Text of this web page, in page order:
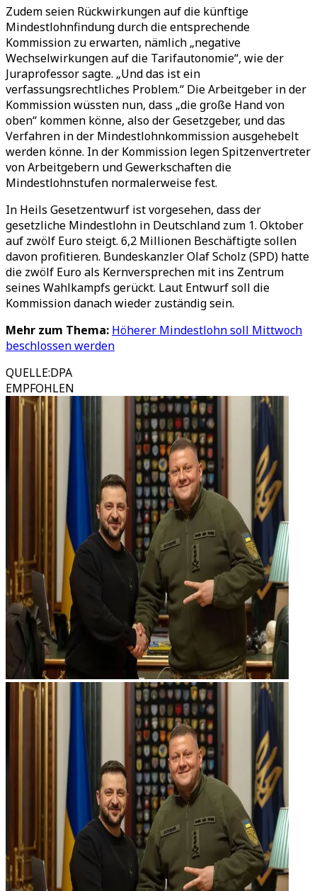
Zudem seien Rückwirkungen auf die künftige
Mindestlohnfindung durch die entsprechende
Kommission zu erwarten, nämlich „negative
Wechselwirkungen auf die Tarifautonomie“, wie der
Juraprofessor sagte. „Und das ist ein
verfassungsrechtliches Problem.“ Die Arbeitgeber in der
Kommission wüssten nun, dass „die große Hand von
oben“ kommen könne, also der Gesetzgeber, und das
Verfahren in der Mindestlohnkommission ausgehebelt
werden könne. In der Kommission legen Spitzenvertreter
von Arbeitgebern und Gewerkschaften die
Mindestlohnstufen normalerweise fest.
In Heils Gesetzentwurf ist vorgesehen, dass der
gesetzliche Mindestlohn in Deutschland zum 1. Oktober
auf zwölf Euro steigt. 6,2 Millionen Beschäftigte sollen
davon profitieren. Bundeskanzler Olaf Scholz (SPD) hatte
die zwölf Euro als Kernversprechen mit ins Zentrum
seines Wahlkampfs gerückt. Laut Entwurf soll die
Kommission danach wieder zuständig sein.
Mehr zum Thema: Höherer Mindestlohn soll Mittwoch
beschlossen werden
QUELLE:DPA
EMPFOHLEN